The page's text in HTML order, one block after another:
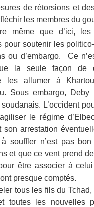
de rétorsions et
les membres du
même que d’ici, les
pour soutenir les
ou d’embargo.
Ce
la seule façon de
les allumer à
Sous embargo, Deby
L’occident
le régime
son arrestation
souffler n’est pas
et que ce vent prend
être associer à
presque comptés.
tous les fils du
toutes les nouvelles